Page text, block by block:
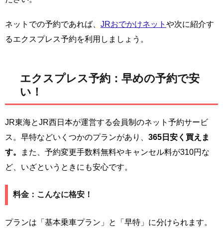
ネットでの予約であれば、 JRおでかけネット や次に紹介す
るエクスプレス予約を利用しましょう。
エクスプレス予約：早めの予約で安
い！
JR東海とJR西日本が運営する会員制のネット予約サービ
ス。早特などいくつかのプランがあり、 365日安く買えま
す。
また、予約変更手数料無料やキャンセル料が310円な
ど、いざというときにも安心です。
料金：こんなに格安！
プランは「基本乗車プラン」と「早特」に分けられます。